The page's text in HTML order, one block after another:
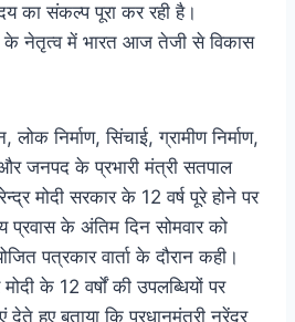
का संकल्प पूरा कर रही है।
के नेतृत्व में भारत आज तेजी से विकास
निर्माण, सिंचाई, ग्रामीण निर्माण,
जनपद के प्रभारी मंत्री सतपाल
मोदी सरकार के 12 वर्ष पूरे होने पर
प्रवास के अंतिम दिन सोमवार को
पत्रकार वार्ता के दौरान कही।
के 12 वर्षों की उपलब्धियों पर
देते हुए बताया कि प्रधानमंत्री नरेंद्र